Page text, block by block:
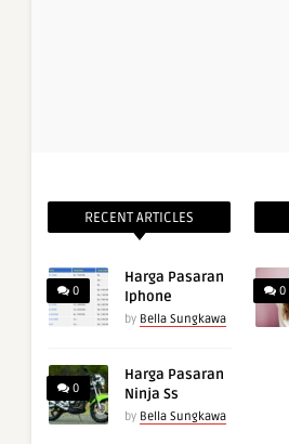
RECENT ARTICLES
0
Harga Pasaran
Iphone
by Bella Sungkawa
0
Harga Pasaran
Ninja Ss
by Bella Sungkawa
0